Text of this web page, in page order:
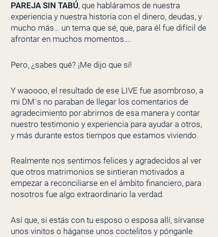
PAREJA SIN TABÚ, que habláramos de nuestra
experiencia y nuestra historia con el dinero, deudas, y
mucho más… un tema que sé, que, para él fue difícil de
afrontar en muchos momentos….
Pero, ¿sabes qué? ¡Me dijo que sí!
Y waoooo, el resultado de ese LIVE fue asombroso, a
mi DM´s no paraban de llegar los comentarios de
agradecimiento por abrirnos de esa manera y contar
nuestro testimonio y experiencia para ayudar a otros,
y más durante estos tiempos que estamos viviendo.
Realmente nos sentimos felices y agradecidos al ver
que otros matrimonios se sintieran motivados a
empezar a reconciliarse en el ámbito financiero, para
nosotros fue algo extraordinario la verdad.
Así que, si estás con tu esposo o esposa allí, sírvanse
unos vinitos o háganse unos coctelitos y pónganle